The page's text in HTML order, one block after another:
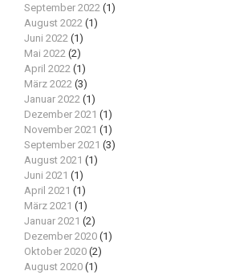
September 2022 (1)
August 2022 (1)
Juni 2022 (1)
Mai 2022 (2)
April 2022 (1)
März 2022 (3)
Januar 2022 (1)
Dezember 2021 (1)
November 2021 (1)
September 2021 (3)
August 2021 (1)
Juni 2021 (1)
April 2021 (1)
März 2021 (1)
Januar 2021 (2)
Dezember 2020 (1)
Oktober 2020 (2)
August 2020 (1)